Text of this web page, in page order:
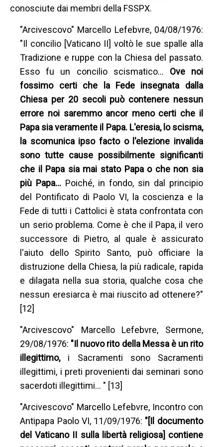
conosciute dai membri della FSSPX.
"Arcivescovo" Marcello Lefebvre, 04/08/1976:
"Il concilio [Vaticano II] voltò le sue spalle alla
Tradizione e ruppe con la Chiesa del passato.
Esso fu un concilio scismatico… Ove noi
fossimo certi che la Fede insegnata dalla
Chiesa per 20 secoli può contenere nessun
errore noi saremmo ancor meno certi che il
Papa sia veramente il Papa. L'eresia, lo scisma,
la scomunica ipso facto o l'elezione invalida
sono tutte cause possibilmente significanti
che il Papa sia mai stato Papa o che non sia
più Papa… Poiché, in fondo, sin dal principio
del Pontificato di Paolo VI, la coscienza e la
Fede di tutti i Cattolici è stata confrontata con
un serio problema. Come è che il Papa, il vero
successore di Pietro, al quale è assicurato
l'aiuto dello Spirito Santo, può officiare la
distruzione della Chiesa, la più radicale, rapida
e dilagata nella sua storia, qualche cosa che
nessun eresiarca è mai riuscito ad ottenere?"
[12]
"Arcivescovo" Marcello Lefebvre, Sermone,
29/08/1976: "Il nuovo rito della Messa è un rito
illegittimo, i Sacramenti sono Sacramenti
illegittimi, i preti provenienti dai seminari sono
sacerdoti illegittimi… " [13]
"Arcivescovo" Marcello Lefebvre, Incontro con
Antipapa Paolo VI, 11/09/1976: "[Il documento
del Vaticano II sulla libertà religiosa] contiene